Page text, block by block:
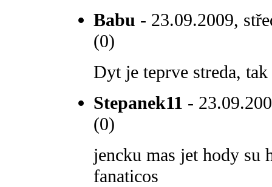
Babu - 23.09.2009,
(0)
Dyt je teprve streda,
Stepanek11 -
(0)
jencku mas jet hody su
fanaticos